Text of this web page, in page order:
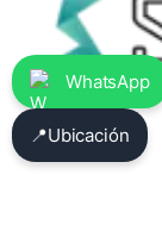
WhatsApp
📍Ubicación